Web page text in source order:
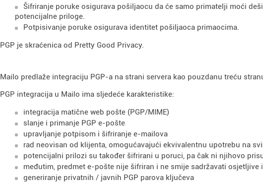
Šifriranje poruke osigurava pošiljaocu da će samo primatelji moći
potencijalne priloge.
Potpisivanje poruke osigurava identitet pošiljaoca primaocima.
PGP je skraćenica od Pretty Good Privacy.
Mailo predlaže integraciju PGP-a na strani servera kao pouzdanu treću
PGP integracija u Mailo ima sljedeće karakteristike:
integracija matične web pošte (PGP/MIME)
slanje i primanje PGP e-pošte
upravljanje potpisom i šifriranje e-mailova
rad neovisan od klijenta, omogućavajući ekvivalentnu upotrebu na
potencijalni prilozi su također šifrirani u poruci, pa čak ni njihovo
međutim, predmet e-pošte nije šifriran i ne smije sadržavati osjetljive
generiranje privatnih / javnih PGP parova ključeva